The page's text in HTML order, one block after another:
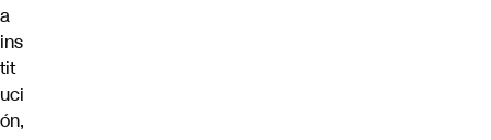
a
ins
tit
uci
ón,